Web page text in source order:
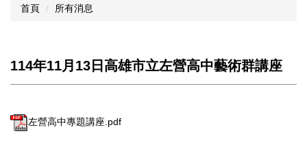
首頁 所有消息
114年11月13日高雄市立左營高中藝術群講座
左營高中專題講座.pdf